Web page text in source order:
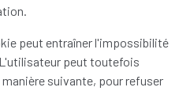
peut entraîner l'impossibilité
peut toutefois
suivante, pour refuser